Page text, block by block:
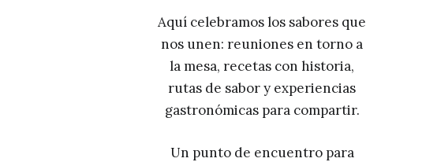
Aquí celebramos los sabores que
nos unen: reuniones en torno a
la mesa, recetas con historia,
rutas de sabor y experiencias
gastronómicas para compartir.
Un punto de encuentro para